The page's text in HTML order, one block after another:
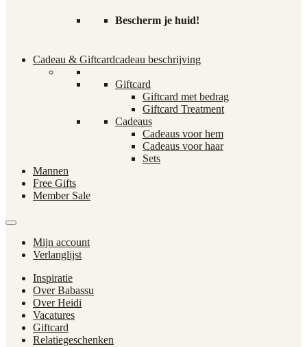
Bescherm je huid!
Cadeau & Giftcardcadeau beschrijving
Giftcard
Giftcard met bedrag
Giftcard Treatment
Cadeaus
Cadeaus voor hem
Cadeaus voor haar
Sets
Mannen
Free Gifts
Member Sale
Mijn account
Verlanglijst
Inspiratie
Over Babassu
Over Heidi
Vacatures
Giftcard
Relatiegeschenken